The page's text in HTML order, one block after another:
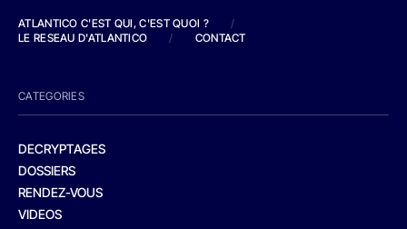
ATLANTICO C'EST QUI, C'EST QUOI ?
/
LE RESEAU D'ATLANTICO
/ CONTACT
CATEGORIES
DECRYPTAGES
DOSSIERS
RENDEZ-VOUS
VIDEOS